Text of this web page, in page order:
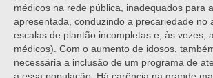
médicos na rede pública, inadequados para
apresentada, conduzindo a precariedade no
escalas de plantão incompletas e, às vezes,
médicos). Com o aumento de idosos,
necessária a inclusão de um programa de